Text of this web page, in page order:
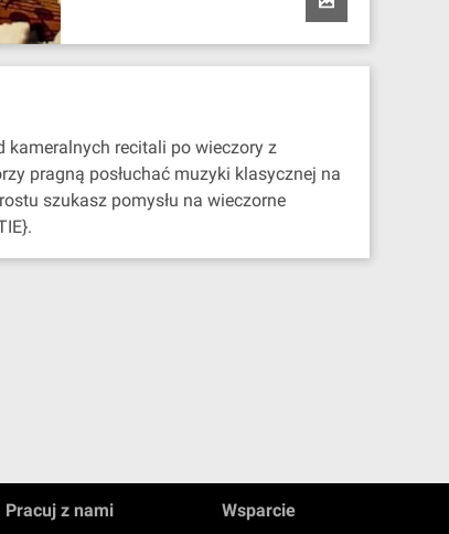
kameralnych recitali po wieczory z
pragną posłuchać muzyki klasycznej na
szukasz pomysłu na wieczorne
Pracuj z nami Wsparcie